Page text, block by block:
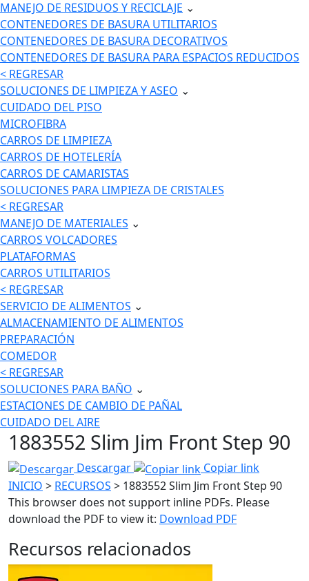
MANEJO DE RESIDUOS Y RECICLAJE ⌄
CONTENEDORES DE BASURA UTILITARIOS
CONTENEDORES DE BASURA DECORATIVOS
CONTENEDORES DE BASURA PARA ESPACIOS REDUCIDOS
< REGRESAR
SOLUCIONES DE LIMPIEZA Y ASEO ⌄
CUIDADO DEL PISO
MICROFIBRA
CARROS DE LIMPIEZA
CARROS DE HOTELERÍA
CARROS DE CAMARISTAS
SOLUCIONES PARA LIMPIEZA DE CRISTALES
< REGRESAR
MANEJO DE MATERIALES ⌄
CARROS VOLCADORES
PLATAFORMAS
CARROS UTILITARIOS
< REGRESAR
SERVICIO DE ALIMENTOS ⌄
ALMACENAMIENTO DE ALIMENTOS
PREPARACIÓN
COMEDOR
< REGRESAR
SOLUCIONES PARA BAÑO ⌄
ESTACIONES DE CAMBIO DE PAÑAL
CUIDADO DEL AIRE
1883552 Slim Jim Front Step 90
Descargar
Copiar link
INICIO > RECURSOS > 1883552 Slim Jim Front Step 90
This browser does not support inline PDFs. Please
download the PDF to view it: Download PDF
Recursos relacionados